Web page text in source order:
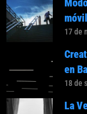
17 de
en
18 de
La